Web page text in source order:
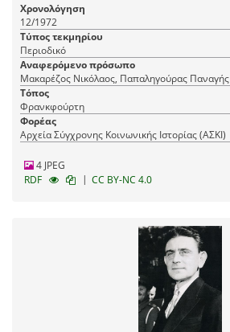
Χρονολόγηση
12/1972
Τύπος τεκμηρίου
Περιοδικό
Αναφερόμενο πρόσωπο
Μακαρέζος Νικόλαος, Παπαληγούρας Παναγής
Τόπος
Φρανκφούρτη
Φορέας
Αρχεία Σύγχρονης Κοινωνικής Ιστορίας (ΑΣΚΙ)
4 JPEG
RDF
| CC BY-NC 4.0